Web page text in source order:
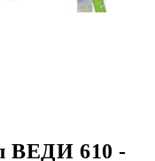
ВЕДИ 610 -